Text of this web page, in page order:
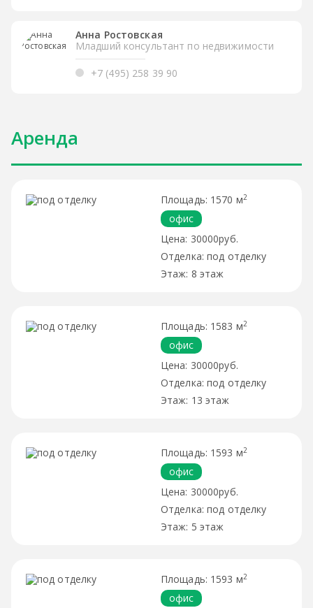
Анна Ростовская
Младший консультант по недвижимости
+7 (495) 258 39 90
Аренда
1570 м2
офис
30000руб.
под отделку
8 этаж
1583 м2
офис
30000руб.
под отделку
13 этаж
1593 м2
офис
30000руб.
под отделку
5 этаж
1593 м2
офис